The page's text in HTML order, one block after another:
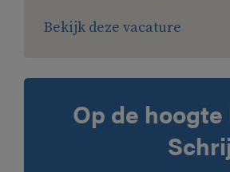
Bekijk deze vacature
Op de